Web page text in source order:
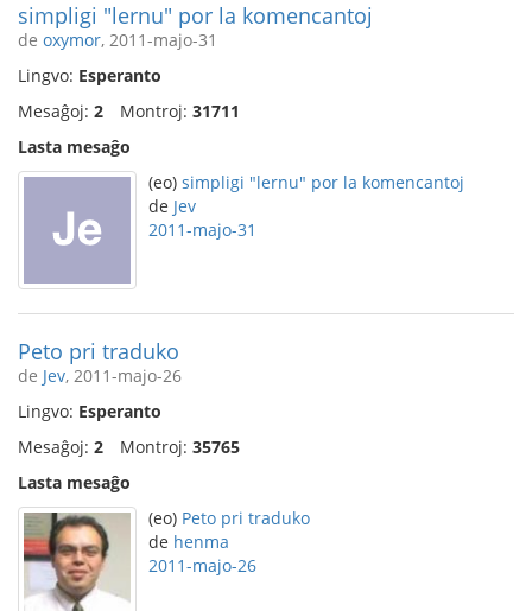
simpligi "lernu" por la komencantoj
de oxymor, 2011-majo-31
Lingvo: Esperanto
Mesaĝoj: 2 Montroj: 31711
Lasta mesaĝo
(eo) simpligi "lernu" por la komencantoj
de Jev
2011-majo-31
Peto pri traduko
de Jev, 2011-majo-26
Lingvo: Esperanto
Mesaĝoj: 2 Montroj: 35765
Lasta mesaĝo
(eo) Peto pri traduko
de henma
2011-majo-26